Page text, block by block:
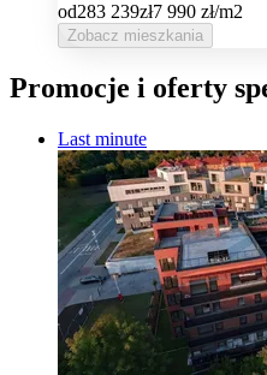
od283 239zł7 990 zł/m2
Zobacz mieszkania
Promocje i oferty
Last minute